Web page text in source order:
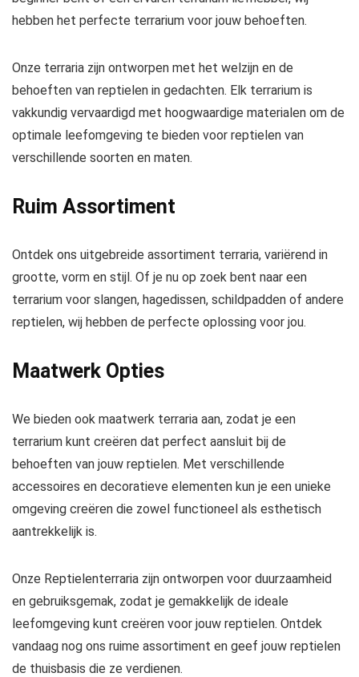
hebben het perfecte terrarium voor jouw behoeften.
Onze terraria zijn ontworpen met het welzijn en de
behoeften van reptielen in gedachten. Elk terrarium is
vakkundig vervaardigd met hoogwaardige materialen om de
optimale leefomgeving te bieden voor reptielen van
verschillende soorten en maten.
Ruim Assortiment
Ontdek ons uitgebreide assortiment terraria, variërend in
grootte, vorm en stijl. Of je nu op zoek bent naar een
terrarium voor slangen, hagedissen, schildpadden of andere
reptielen, wij hebben de perfecte oplossing voor jou.
Maatwerk Opties
We bieden ook maatwerk terraria aan, zodat je een
terrarium kunt creëren dat perfect aansluit bij de
behoeften van jouw reptielen. Met verschillende
accessoires en decoratieve elementen kun je een unieke
omgeving creëren die zowel functioneel als esthetisch
aantrekkelijk is.
Onze Reptielenterraria zijn ontworpen voor duurzaamheid
en gebruiksgemak, zodat je gemakkelijk de ideale
leefomgeving kunt creëren voor jouw reptielen. Ontdek
vandaag nog ons ruime assortiment en geef jouw reptielen
de thuisbasis die ze verdienen.